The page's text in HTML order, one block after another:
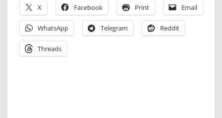
X Facebook Print Email
WhatsApp Telegram Reddit
Threads